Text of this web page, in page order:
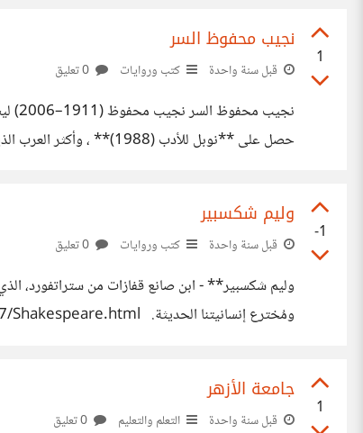
1
نجيب محفوظ السر
قبل سنة واحدة كتب وروايات
حصل على **نوبل للأدب
-1
وليم شكسبير
قبل سنة واحدة كتب وروايات
وليم شكسبير** - ابن صانع قفازات من ستراتفورد،
ومُخترع إنسانيتنا الحديثة. https://omarkhattab.blogspot.com/2025/07/Shakespeare.html
1
جامعة الأزهر
قبل سنة واحدة التعلم والتعليم